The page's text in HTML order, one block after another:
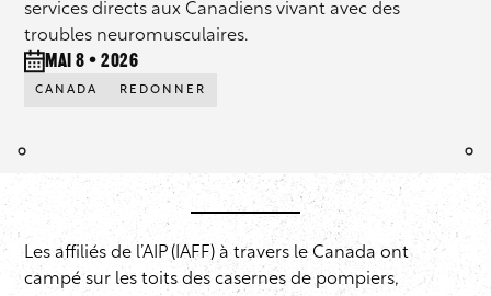
services directs aux Canadiens vivant avec des
troubles neuromusculaires.
mai 8 • 2026
CANADA REDONNER
Les affiliés de l’AIP (IAFF) à travers le Canada ont
campé sur les toits des casernes de pompiers,